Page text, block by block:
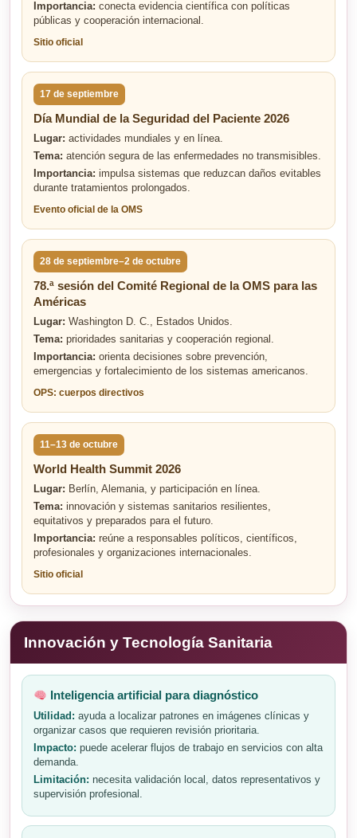
Importancia: conecta evidencia científica con políticas
públicas y cooperación internacional.
Sitio oficial
17 de septiembre
Día Mundial de la Seguridad del Paciente 2026
Lugar: actividades mundiales y en línea.
Tema: atención segura de las enfermedades no transmisibles.
Importancia: impulsa sistemas que reduzcan daños evitables
durante tratamientos prolongados.
Evento oficial de la OMS
28 de septiembre–2 de octubre
78.ª sesión del Comité Regional de la OMS para las
Américas
Lugar: Washington D. C., Estados Unidos.
Tema: prioridades sanitarias y cooperación regional.
Importancia: orienta decisiones sobre prevención,
emergencias y fortalecimiento de los sistemas americanos.
OPS: cuerpos directivos
11–13 de octubre
World Health Summit 2026
Lugar: Berlín, Alemania, y participación en línea.
Tema: innovación y sistemas sanitarios resilientes,
equitativos y preparados para el futuro.
Importancia: reúne a responsables políticos, científicos,
profesionales y organizaciones internacionales.
Sitio oficial
Innovación y Tecnología Sanitaria
Inteligencia artificial para diagnóstico
Utilidad: ayuda a localizar patrones en imágenes clínicas y
organizar casos que requieren revisión prioritaria.
Impacto: puede acelerar flujos de trabajo en servicios con alta
demanda.
Limitación: necesita validación local, datos representativos y
supervisión profesional.